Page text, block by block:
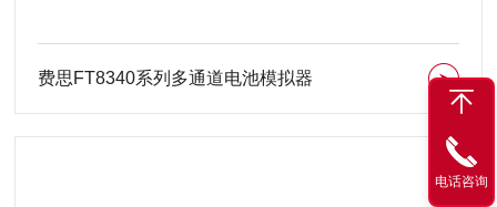
费思FT8340系列多通道电池模拟器
电话咨询